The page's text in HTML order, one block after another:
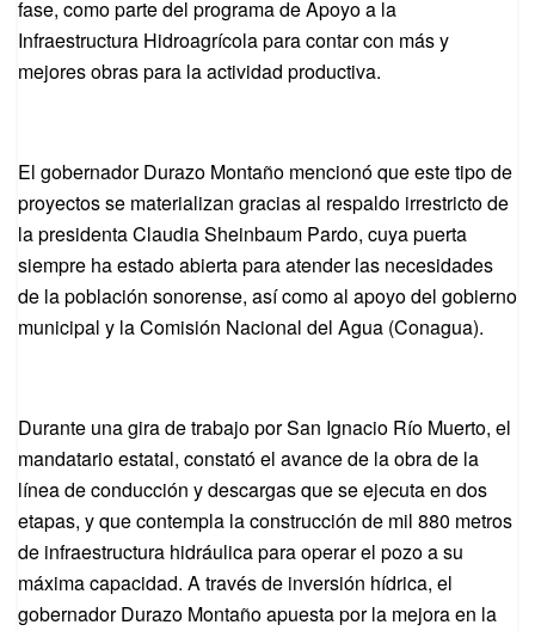
fase, como parte del programa de Apoyo a la
Infraestructura Hidroagrícola para contar con más y
mejores obras para la actividad productiva.
El gobernador Durazo Montaño mencionó que este tipo de
proyectos se materializan gracias al respaldo irrestricto de
la presidenta Claudia Sheinbaum Pardo, cuya puerta
siempre ha estado abierta para atender las necesidades
de la población sonorense, así como al apoyo del gobierno
municipal y la Comisión Nacional del Agua (Conagua).
Durante una gira de trabajo por San Ignacio Río Muerto, el
mandatario estatal, constató el avance de la obra de la
línea de conducción y descargas que se ejecuta en dos
etapas, y que contempla la construcción de mil 880 metros
de infraestructura hidráulica para operar el pozo a su
máxima capacidad. A través de inversión hídrica, el
gobernador Durazo Montaño apuesta por la mejora en la